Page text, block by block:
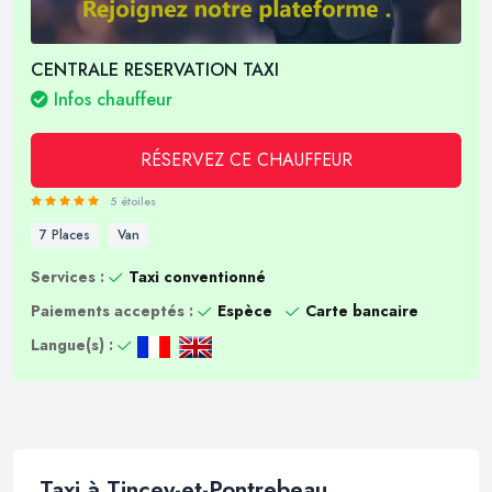
CENTRALE RESERVATION TAXI
Infos chauffeur
RÉSERVEZ CE CHAUFFEUR
5 étoiles
7 Places Van
Services :
Taxi conventionné
Paiements acceptés :
Espèce
Carte bancaire
Langue(s) :